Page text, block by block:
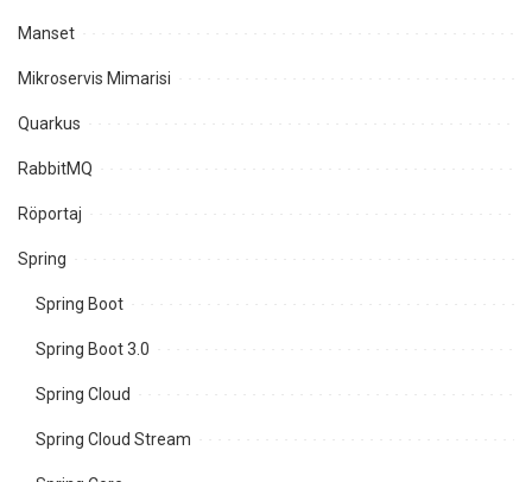
Manset
Mikroservis Mimarisi
Quarkus
RabbitMQ
Röportaj
Spring
Spring Boot
Spring Boot 3.0
Spring Cloud
Spring Cloud Stream